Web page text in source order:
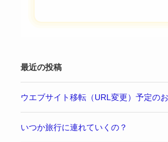
最近の投稿
ウエブサイト移転（URL変更）予定の
いつか旅行に連れていくの？